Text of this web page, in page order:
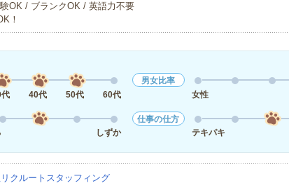
OK / ブランクOK / 英語力不要
！
40代 50代 60代
男女比率
女性
しずか
仕事の仕方
テキパキ
クルートスタッフィング